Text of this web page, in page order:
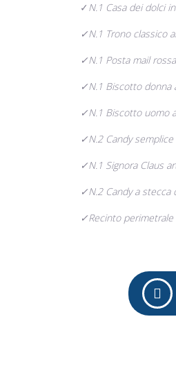
✓ N.1 Casa dei dolci
✓N.1 Trono classico
✓N.1 Posta mail
✓N.1 Biscotto donna
✓N.1 Biscotto uomo
✓N.2 Candy
✓N.1 Signora Claus
✓N.2 Candy a stecca
✓Recinto